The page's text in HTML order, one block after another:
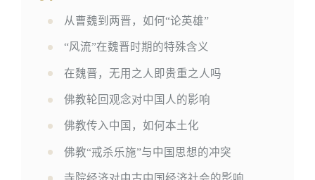
从曹魏到两晋，如何“论英雄”
“风流”在魏晋时期的特殊含义
在魏晋，无用之人即贵重之人吗
佛教轮回观念对中国人的影响
佛教传入中国，如何本土化
佛教“戒杀乐施”与中国思想的冲突